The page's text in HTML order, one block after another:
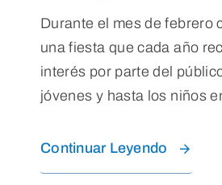
Durante el mes de febrero
una fiesta que cada año
interés por parte del
jóvenes y hasta los niños
Continuar Leyendo